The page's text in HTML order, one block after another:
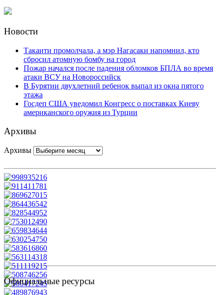
Новости
Такаити промолчала, а мэр Нагасаки напомнил, кто
сбросил атомную бомбу на город
Пожар начался после падения обломков БПЛА во время
атаки ВСУ на Новороссийск
В Бурятии двухлетний ребенок выпал из окна пятого
этажа
Госдеп США уведомил Конгресс о поставках Киеву
американского оружия из Турции
Архивы
Архивы
Официальные ресурсы